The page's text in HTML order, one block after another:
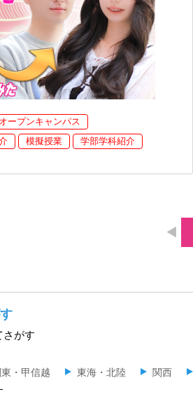
オープンキャンパス
模擬授業 学部学科紹介
さがす
東・甲信越 東海・北陸 関西